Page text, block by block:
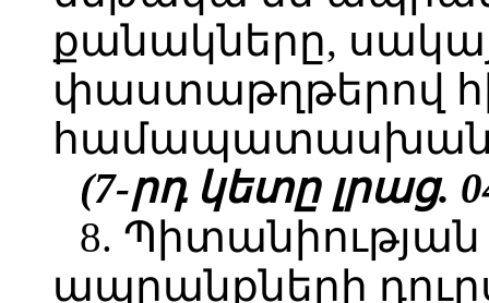
քանակները,
փաստաթղթերով
համապատասխան
(7-րդ կետը լրաց.
8.
ապրանքների